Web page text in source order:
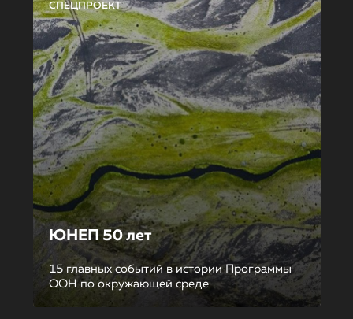
СПЕЦПРОЕКТ
ЮНЕП 50 лет
15 главных событий в истории Программы
ООН по окружающей среде